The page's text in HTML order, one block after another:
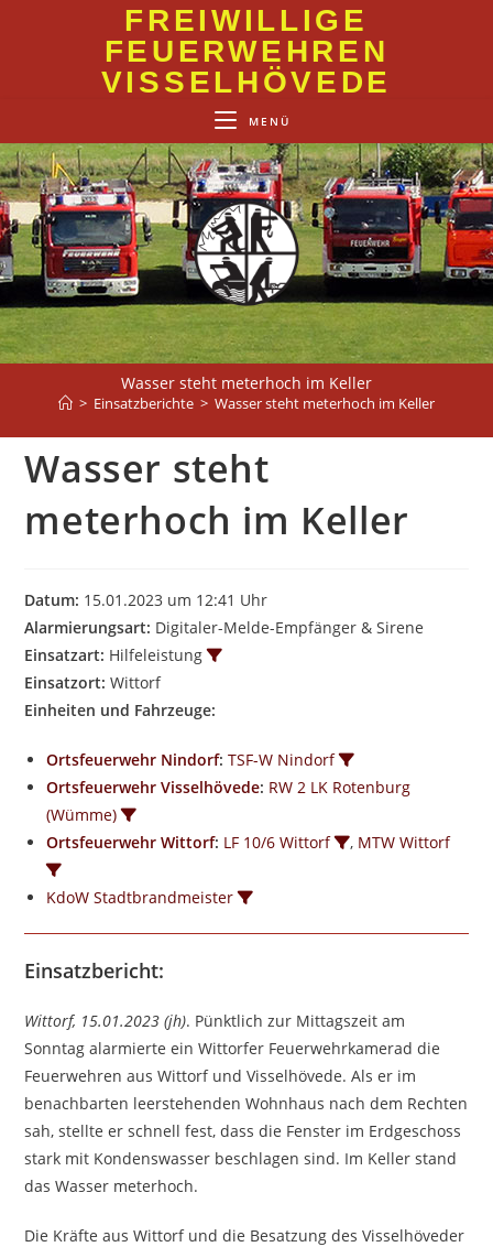
FREIWILLIGE
FEUERWEHREN
VISSELHÖVEDE
MENÜ
Wasser steht meterhoch im Keller
> Einsatzberichte > Wasser steht meterhoch im Keller
Wasser steht
meterhoch im Keller
Datum: 15.01.2023 um 12:41 Uhr
Alarmierungsart: Digitaler-Melde-Empfänger & Sirene
Einsatzart: Hilfeleistung
Einsatzort: Wittorf
Einheiten und Fahrzeuge:
Ortsfeuerwehr Nindorf: TSF-W Nindorf
Ortsfeuerwehr Visselhövede: RW 2 LK Rotenburg
(Wümme)
Ortsfeuerwehr Wittorf: LF 10/6 Wittorf , MTW Wittorf
KdoW Stadtbrandmeister
Einsatzbericht:
Wittorf, 15.01.2023 (jh). Pünktlich zur Mittagszeit am
Sonntag alarmierte ein Wittorfer Feuerwehrkamerad die
Feuerwehren aus Wittorf und Visselhövede. Als er im
benachbarten leerstehenden Wohnhaus nach dem Rechten
sah, stellte er schnell fest, dass die Fenster im Erdgeschoss
stark mit Kondenswasser beschlagen sind. Im Keller stand
das Wasser meterhoch.
Die Kräfte aus Wittorf und die Besatzung des Visselhöveder